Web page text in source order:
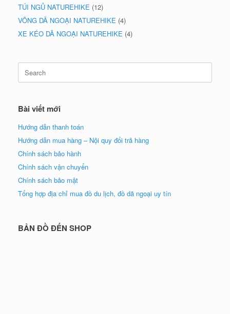
TÚI NGỦ NATUREHIKE (12)
VÕNG DÃ NGOẠI NATUREHIKE (4)
XE KÉO DÃ NGOẠI NATUREHIKE (4)
Search
for:
Bài viết mới
Hướng dẫn thanh toán
Hướng dẫn mua hàng – Nội quy đổi trả hàng
Chính sách bảo hành
Chính sách vận chuyển
Chính sách bảo mật
Tổng hợp địa chỉ mua đồ du lịch, đồ dã ngoại uy tín
BẢN ĐỒ ĐẾN SHOP